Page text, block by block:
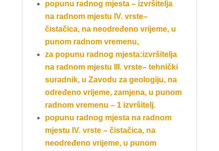
popunu radnog mjesta – izvršitelja
na radnom mjestu IV. vrste–
čistačica, na neodređeno vrijeme, u
punom radnom vremenu,
za popunu radnog mjesta:izvršitelja
na radnom mjestu III. vrste– tehnički
suradnik, u Zavodu za geologiju, na
određeno vrijeme, zamjena, u punom
radnom vremenu – 1 izvršitelj.
popunu radnog mjesta naradnom
mjestu IV. vrste – čistačica, na
neodređeno vrijeme, u punom